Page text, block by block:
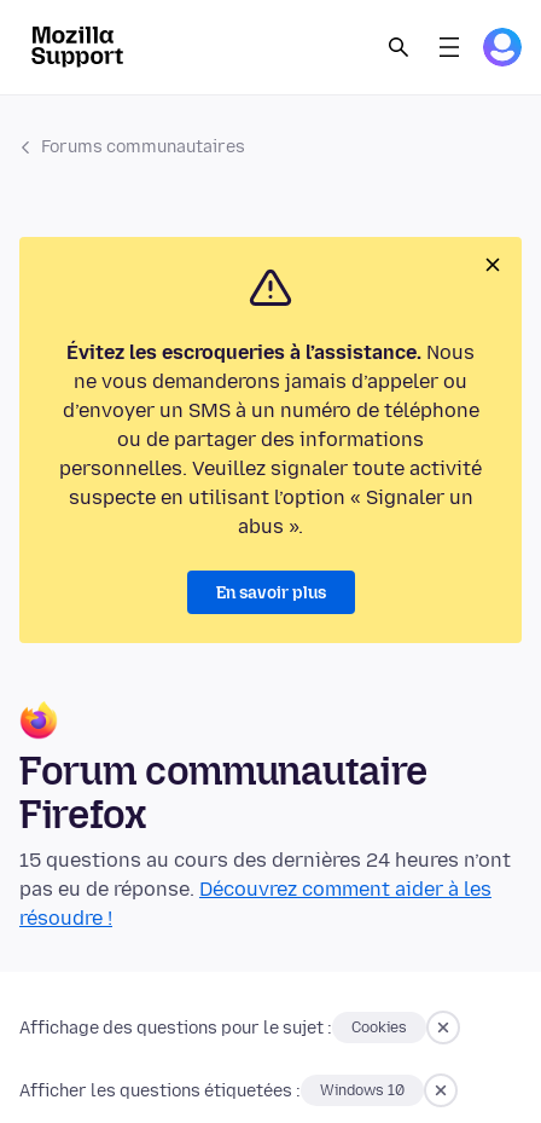
Forums communautaires
Évitez les escroqueries à l’assistance. Nous
ne vous demanderons jamais d’appeler ou
d’envoyer un SMS à un numéro de téléphone
ou de partager des informations
personnelles. Veuillez signaler toute activité
suspecte en utilisant l’option « Signaler un
abus ».
En savoir plus
Forum communautaire
Firefox
15 questions au cours des dernières 24 heures n’ont
pas eu de réponse. Découvrez comment aider à les
résoudre !
Affichage des questions pour le sujet : Cookies
Afficher les questions étiquetées : Windows 10